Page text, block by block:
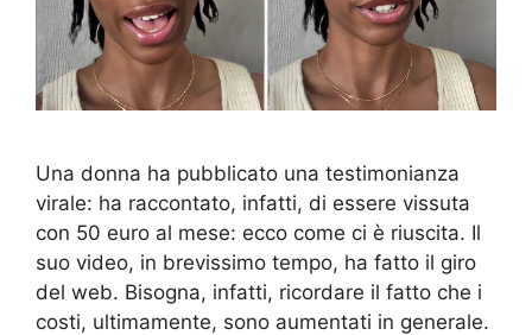
Una donna ha pubblicato una testimonianza
virale: ha raccontato, infatti, di essere vissuta
con 50 euro al mese: ecco come ci è riuscita. Il
suo video, in brevissimo tempo, ha fatto il giro
del web. Bisogna, infatti, ricordare il fatto che i
costi, ultimamente, sono aumentati in generale.